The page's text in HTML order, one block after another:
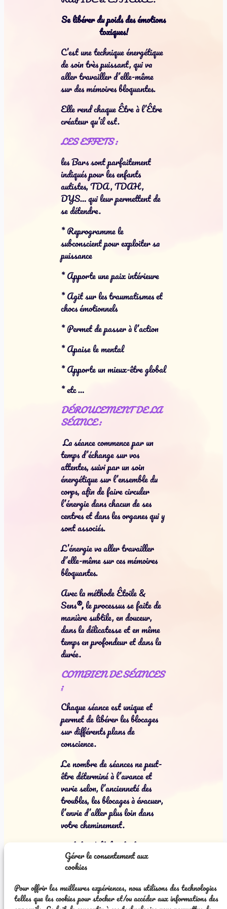
Gérer le consentement aux
cookies
Pour offrir les meilleures expériences, nous utilisons des technologies
telles que les cookies pour stocker et/ou accéder aux informations des
Se libérer du poids des émotions
toxiques!
C’est une technique énergétique
de soin très puissant, qui va
aller travailler d’elle-même
sur des mémoires bloquantes.
Elle rend chaque Être à l’Être
créateur qu’il est.
LES EFFETS :
les Bars sont parfaitement
indiqués pour les enfants
autistes, TDA, TDAH,
DYS… qui leur permettent de
se détendre.
* Reprogramme le
subconscient pour exploiter sa
puissance
* Apporte une paix intérieure
* Agit sur les traumatismes et
chocs émotionnels
* Permet de passer à l’action
* Apaise le mental
* Apporte un mieux-être global
* etc …
DÉROULEMENT DE LA
SÉANCE :
La séance commence par un
temps d’échange sur vos
attentes, suivi par un soin
énergétique sur l’ensemble du
corps, afin de faire circuler
l’énergie dans chacun de ses
centres et dans les organes qui y
sont associés.
L’énergie va aller travailler
d’elle-même sur ces mémoires
bloquantes.
Avec la méthode Êtoile &
Sens®,le processus se faite de
manière subtile, en douceur,
dans la délicatesse et en même
temps en profondeur et dans la
durée.
COMBIEN DE SÉANCES
:
Chaque séance est unique et
permet de libérer les blocages
sur différents plans de
conscience.
Le nombre de séances ne peut-
être déterminé à l’avance et
varie selon, l’ancienneté des
troubles, les blocages à évacuer,
l’envie d’aller plus loin dans
votre cheminement.
invitation à lâcher tout ce qui
les bloquent et les encombrent
(obsessions, idées, croyances,
peurs…). C’est une véritable
pause-détente pour se laisser
aller, lâcher-prise afin d’être